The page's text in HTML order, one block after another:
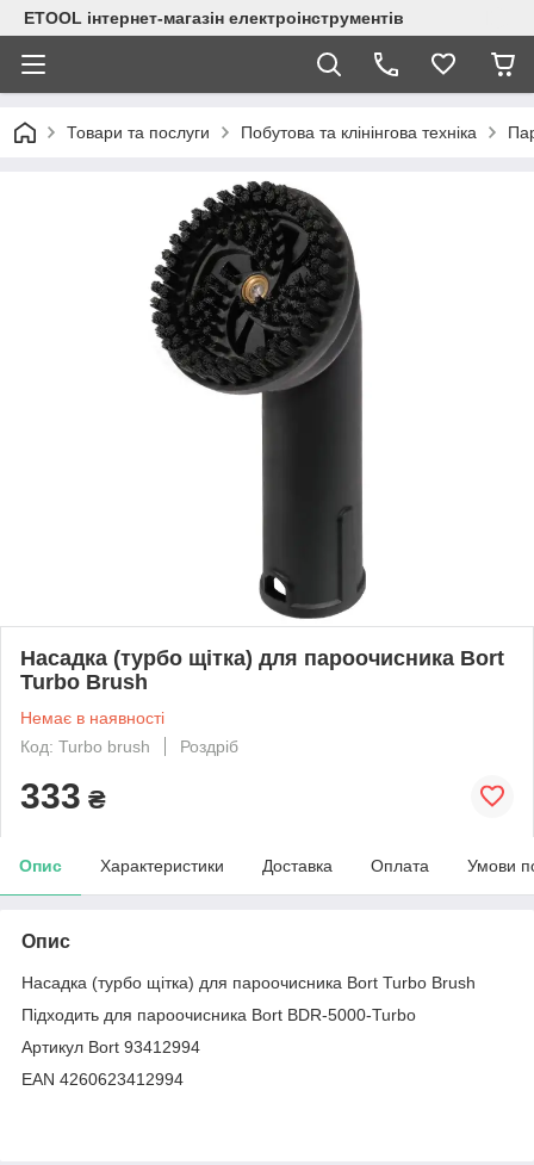
ETOOL інтернет-магазін електроінструментів
Товари та послуги Побутова та клінінгова техніка
Насадка (турбо щітка) для пароочисника Bort
Turbo Brush
Немає в наявності
Код: Turbo brush
Роздріб
333 ₴
Опис Характеристики Доставка Оплата Умови
Опис
Насадка (турбо щітка) для пароочисника Bort Turbo Brush
Підходить для пароочисника Bort BDR-5000-Turbo
Артикул Bort 93412994
EAN 4260623412994